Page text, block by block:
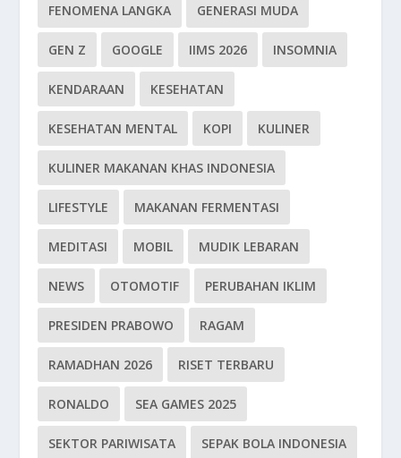
FENOMENA LANGKA GENERASI MUDA
GEN Z GOOGLE IIMS 2026 INSOMNIA
KENDARAAN KESEHATAN
KESEHATAN MENTAL KOPI KULINER
KULINER MAKANAN KHAS INDONESIA
LIFESTYLE MAKANAN FERMENTASI
MEDITASI MOBIL MUDIK LEBARAN
NEWS OTOMOTIF PERUBAHAN IKLIM
PRESIDEN PRABOWO RAGAM
RAMADHAN 2026 RISET TERBARU
RONALDO SEA GAMES 2025
SEKTOR PARIWISATA SEPAK BOLA INDONESIA